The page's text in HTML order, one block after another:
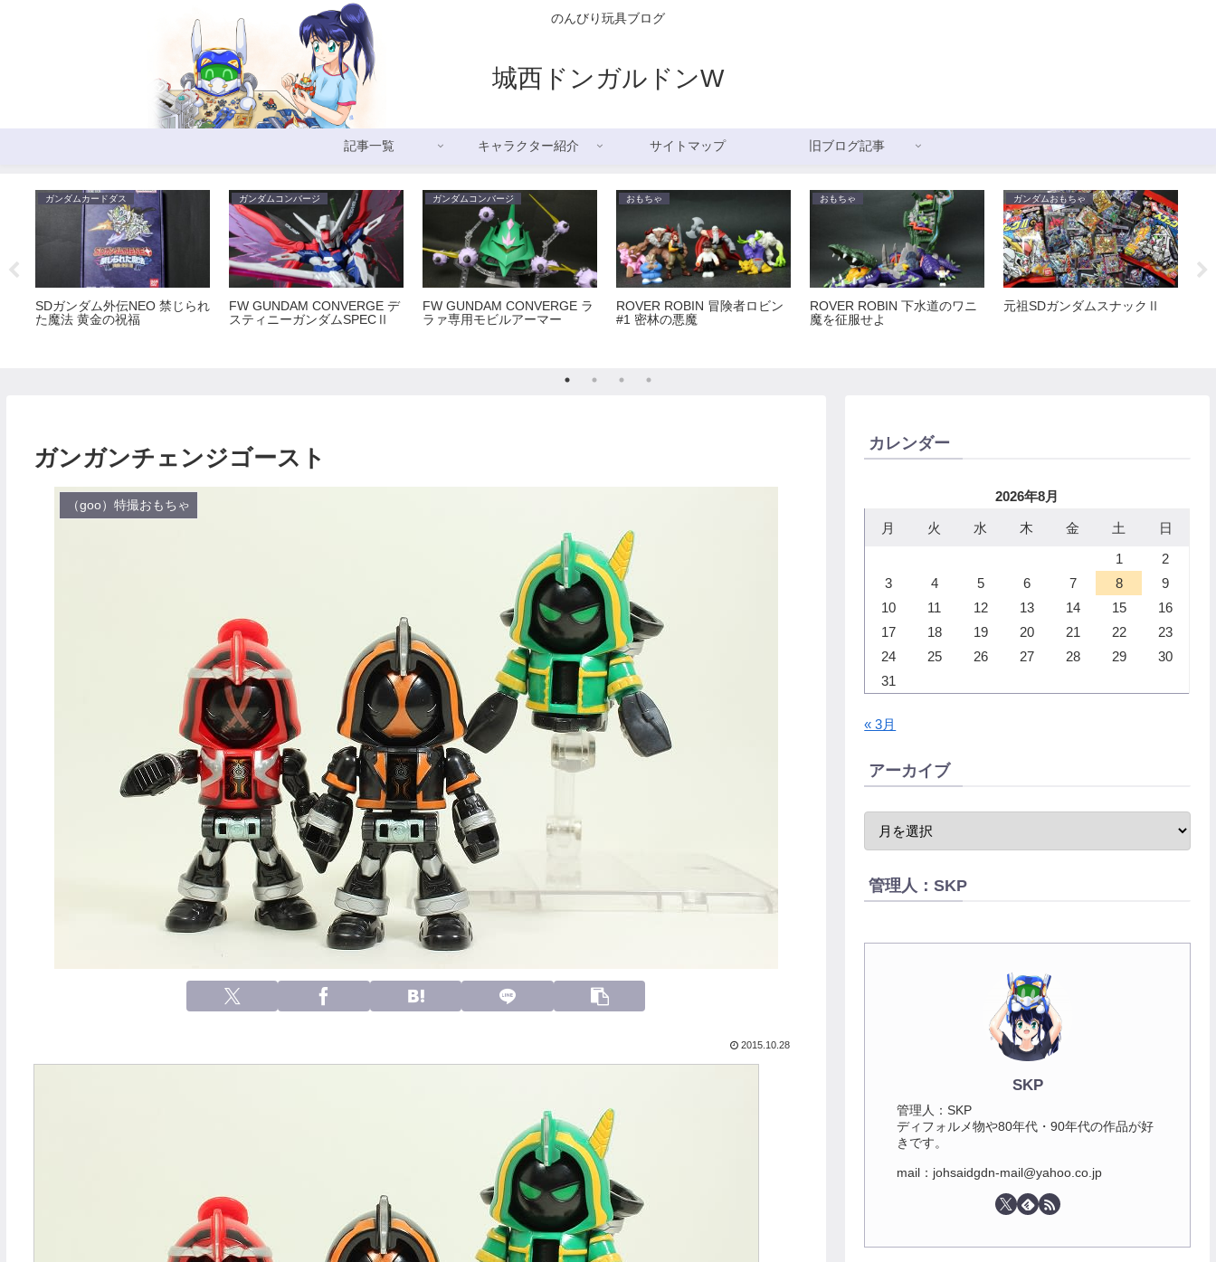
のんびり玩具ブログ
城西ドンガルドンW
記事一覧 キャラクター紹介 サイトマップ 旧ブログ記事
ガンダムカードダス
SDガンダム外伝NEO 禁じられ
た魔法 黄金の祝福
ガンダムコンバージ
FW GUNDAM CONVERGE デ
スティニーガンダムSPECⅡ
ガンダムコンバージ
FW GUNDAM CONVERGE ラ
ラァ専用モビルアーマー
おもちゃ
ROVER ROBIN 冒険者ロビン
#1 密林の悪魔
おもちゃ
ROVER ROBIN 下水道のワニ
魔を征服せよ
ガンダムおもちゃ
元祖SDガンダムスナックⅡ
ガンガンチェンジゴースト
（goo）特撮おもちゃ
2015.10.28
カレンダー
2026年8月
月 火 水 木 金 土
日
1
2
3
4 5 6 7 8
9
10
11 12 13 14 15
16
17
18 19 20 21 22
23
24
25 26 27 28 29
30
31
« 3月
アーカイブ
管理人：SKP
SKP
管理人：SKP
ディフォルメ物や80年代・90年代の作品が好
きです。
mail：johsaidgdn-mail@yahoo.co.jp